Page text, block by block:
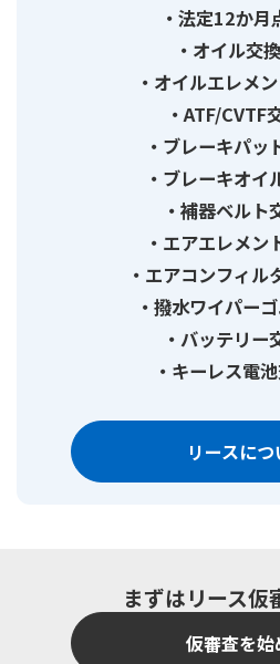
法定12か
オイル交
オイルエレメ
ATF/CVTF
ブレーキパッ
ブレーキオ
補器ベルト
エアエレメン
エアコンフィ
撥水ワイパー
バッテリー
キーレス電
リースにつ
まずはリース仮
仮審査を始